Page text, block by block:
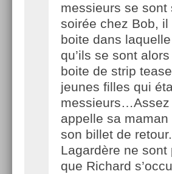
messieurs se sont
soirée chez Bob,
boite dans
qu’ils se sont
boite de strip
jeunes filles qui
messieurs…Assez
appelle sa maman
son billet de
Lagardère ne
que Richard